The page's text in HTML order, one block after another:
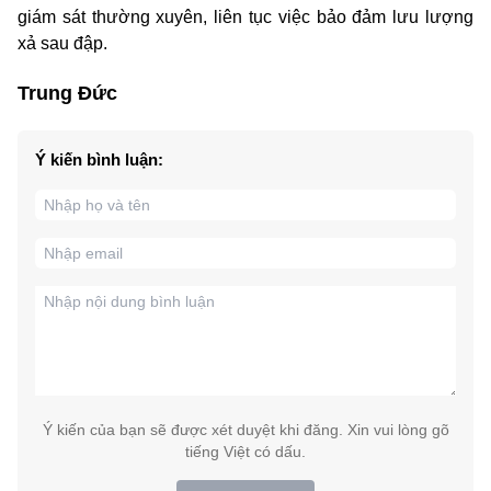
giám sát thường xuyên, liên tục việc bảo đảm lưu lượng
xả sau đập.
Trung Đức
Ý kiến bình luận:
Ý kiến của bạn sẽ được xét duyệt khi đăng. Xin vui lòng gõ
tiếng Việt có dấu.